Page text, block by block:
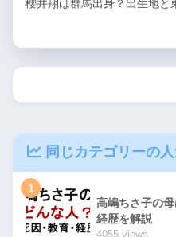
櫻井翔は群馬出身？出生地と
同じカテゴリーの
1
高嶋ちさ子の
経歴を解説
4055 views